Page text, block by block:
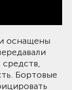
оснащены
Бортовые